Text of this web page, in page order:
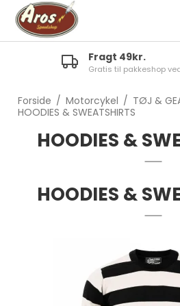
Fragt 49kr.
Gratis til pakkeshop
Forside / Motorcykel / TØJ &
HOODIES & SWEATSHIRTS
HOODIES &
HOODIES &